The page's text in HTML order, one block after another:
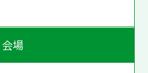
会場